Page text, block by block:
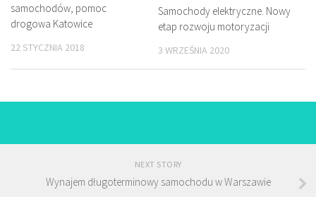
samochodów, pomoc
drogowa Katowice
22 STYCZNIA 2018
Samochody elektryczne. Nowy
etap rozwoju motoryzacji
3 WRZEŚNIA 2020
NEXT STORY
Wynajem długoterminowy samochodu w Warszawie